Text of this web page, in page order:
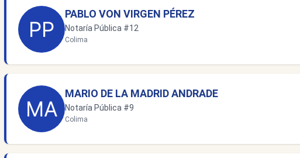
PABLO VON VIRGEN PÉREZ
Notaría Pública #12
Colima
MARIO DE LA MADRID ANDRADE
Notaría Pública #9
Colima